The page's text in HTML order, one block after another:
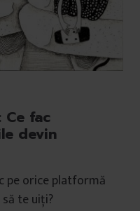
fac
devin
pe orice platformă
te uiți?